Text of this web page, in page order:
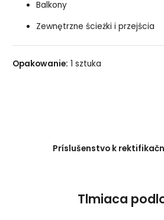
Balkony
Zewnętrzne ścieżki i przejścia
Opakowanie: 1 sztuka
Príslušenstvo k
Tlmiaca